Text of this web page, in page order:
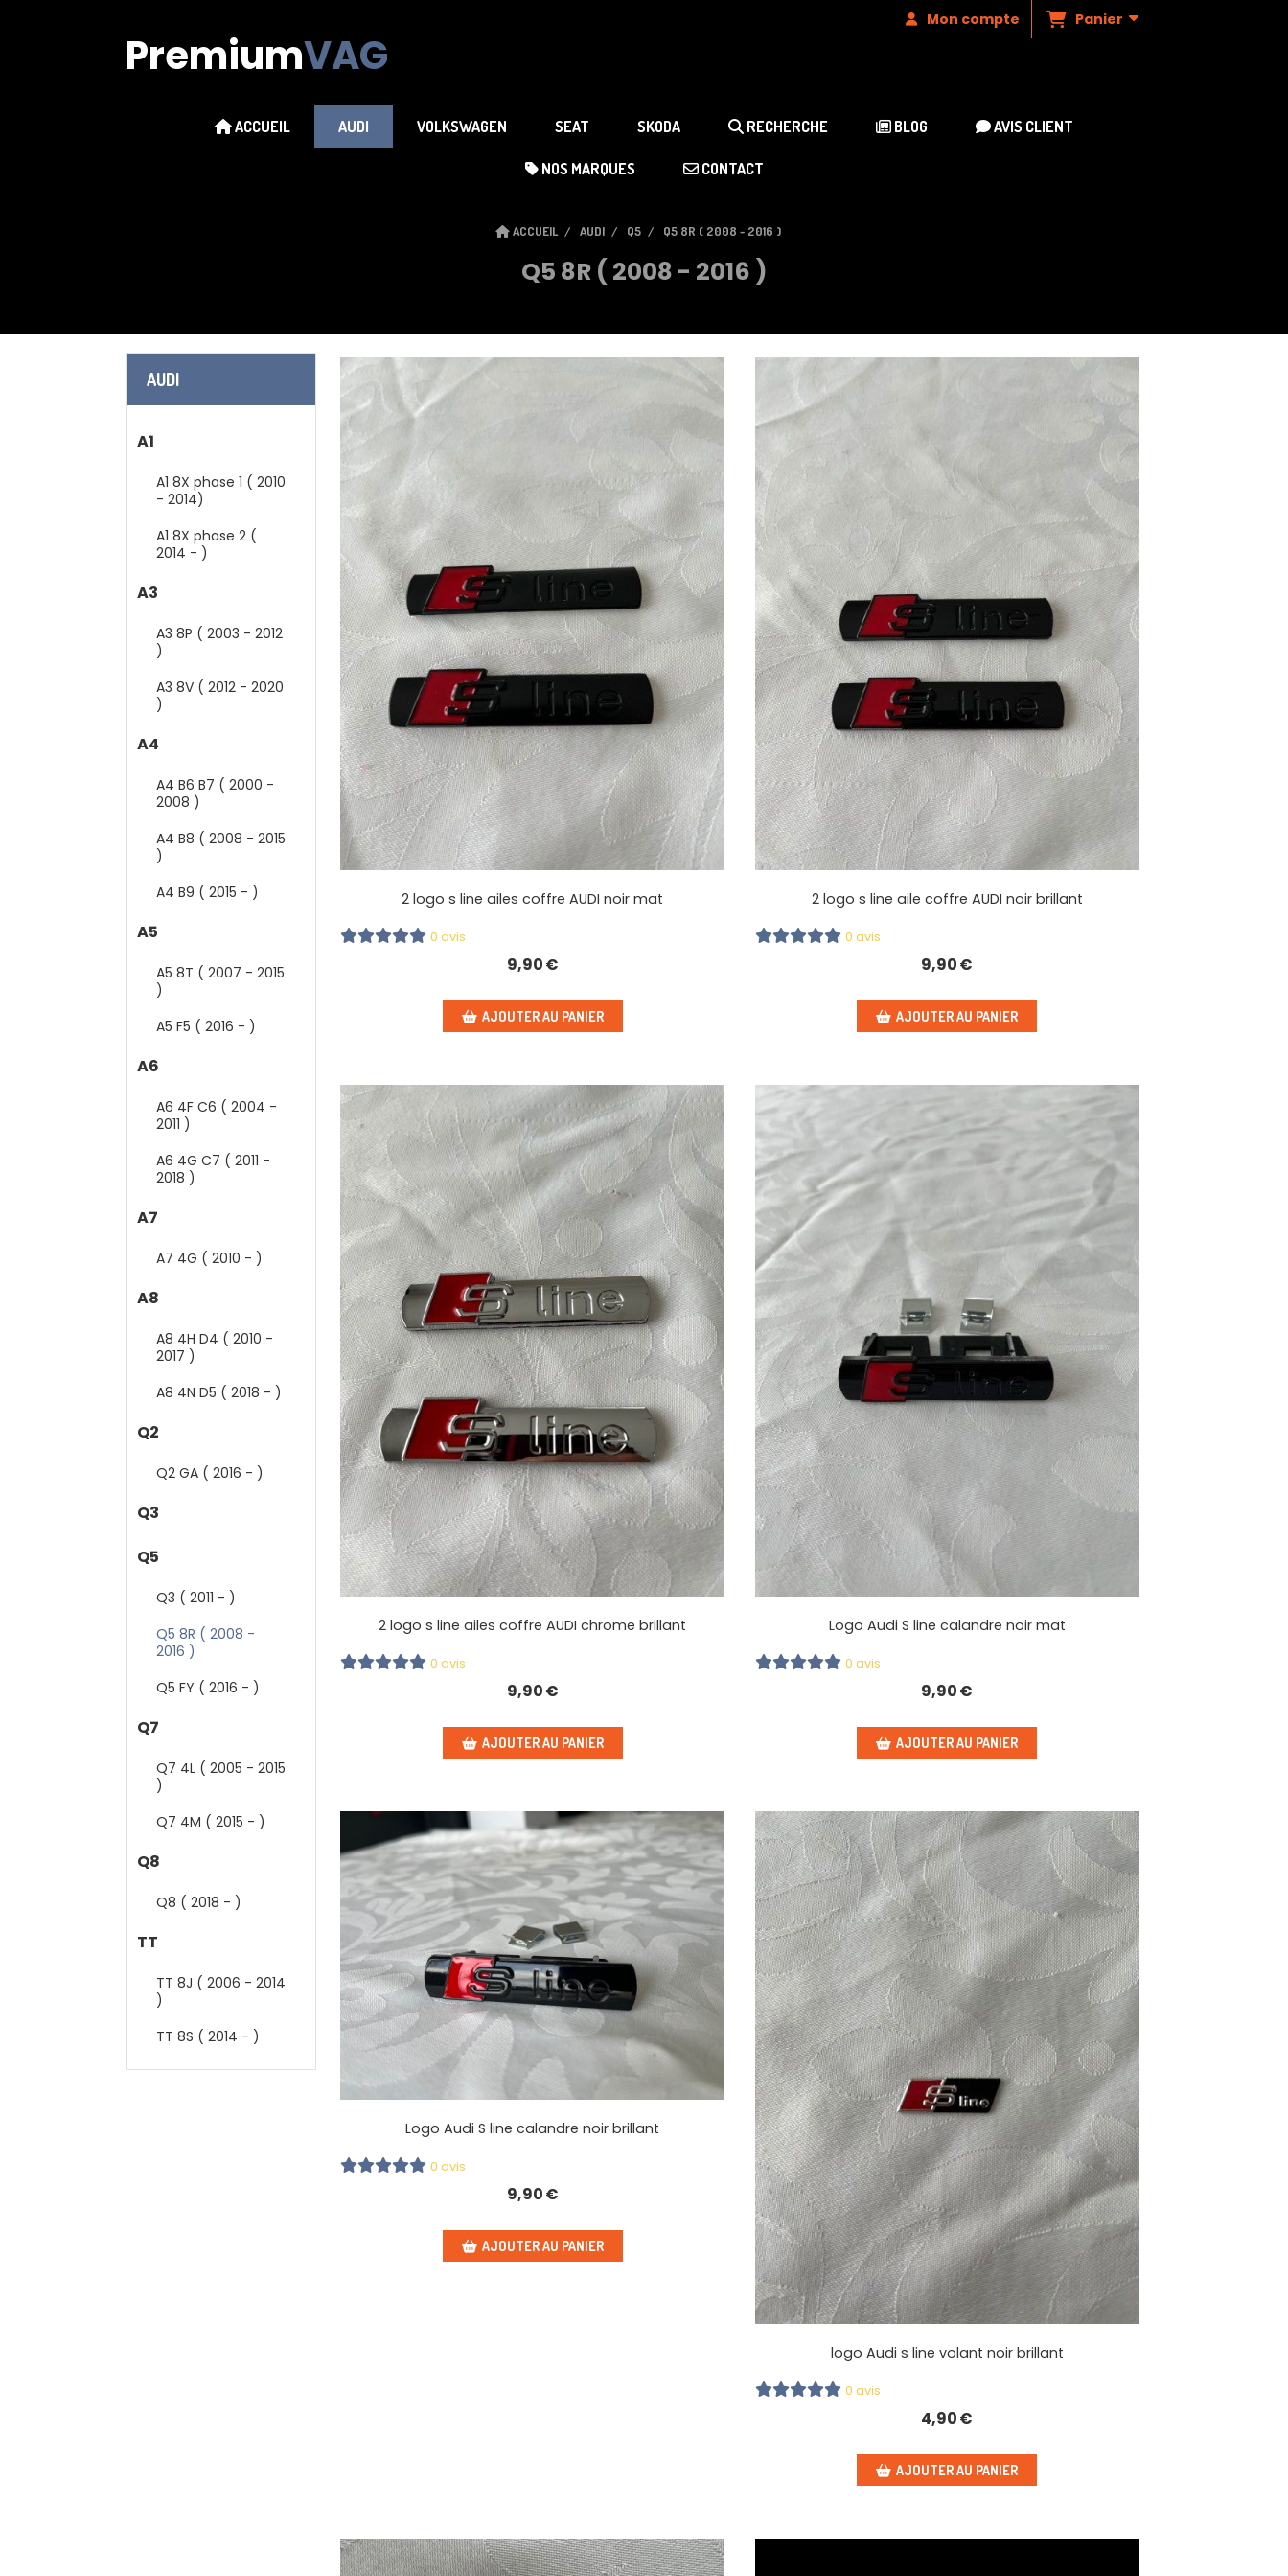
PremiumVAG
Mon compte Panier
ACCUEIL AUDI VOLKSWAGEN SEAT SKODA RECHERCHE BLOG AVIS CLIENT
NOS MARQUES CONTACT
AUDI
A1
A1 8X phase 1 ( 2010
- 2014)
A1 8X phase 2 (
2014 - )
A3
A3 8P ( 2003 - 2012
)
A3 8V ( 2012 - 2020
)
A4
A4 B6 B7 ( 2000 -
2008 )
A4 B8 ( 2008 - 2015
)
A4 B9 ( 2015 - )
A5
A5 8T ( 2007 - 2015
)
A5 F5 ( 2016 - )
A6
A6 4F C6 ( 2004 -
2011 )
A6 4G C7 ( 2011 -
2018 )
A7
A7 4G ( 2010 - )
A8
A8 4H D4 ( 2010 -
2017 )
A8 4N D5 ( 2018 - )
Q2
Q2 GA ( 2016 - )
Q3
Q5
Q3 ( 2011 - )
Q5 8R ( 2008 -
2016 )
Q5 FY ( 2016 - )
Q7
Q7 4L ( 2005 - 2015
)
Q7 4M ( 2015 - )
Q8
Q8 ( 2018 - )
TT
TT 8J ( 2006 - 2014
)
TT 8S ( 2014 - )
ACCUEIL AUDI Q5 Q5 8R ( 2008 - 2016 )
Q5 8R ( 2008 - 2016 )
2 logo s line ailes coffre AUDI noir mat
0 avis
9,90€
AJOUTER AU PANIER
2 logo s line aile coffre AUDI noir brillant
0 avis
9,90€
AJOUTER AU PANIER
2 logo s line ailes coffre AUDI chrome brillant
0 avis
9,90€
AJOUTER AU PANIER
Logo Audi S line calandre noir mat
0 avis
9,90€
AJOUTER AU PANIER
Logo Audi S line calandre noir brillant
0 avis
9,90€
AJOUTER AU PANIER
logo Audi s line volant noir brillant
0 avis
4,90€
AJOUTER AU PANIER